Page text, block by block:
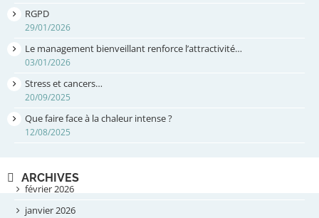
RGPD
29/01/2026
Le management bienveillant renforce l’attractivité…
03/01/2026
Stress et cancers…
20/09/2025
Que faire face à la chaleur intense ?
12/08/2025
ARCHIVES
février 2026
janvier 2026